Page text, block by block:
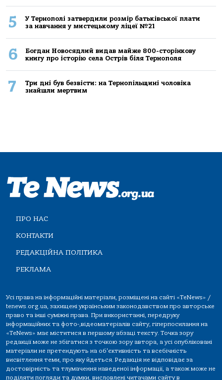
5
У Тернополі затвердили розмір батьківської плати
за навчання у мистецькому ліцеї №21
6
Богдан Новосядлий видав майже 800-сторінкову
книгу про історію села Острів біля Тернополя
7
Три дні був безвісти: на Тернопільщині чоловіка
знайшли мертвим
ПРО НАС
КОНТАКТИ
РЕДАКЦІЙНА ПОЛІТИКА
РЕКЛАМА
Усі права на інформаційні матеріали, розміщені на сайті «TeNews» /
tenews.org.ua, захищені українським законодавством про авторське
право та інші суміжні права. При використанні, передруку
інформаційних та фото-,відеоматеріалів сайту, гіперпосилання на
«TeNews» має міститися в першому абзаці тексту. Точка зору
редакції може не збігатися з точкою зору автора, а усі опубліковані
матеріали не претендують на об'єктивність та всебічність
висвітлення теми, про яку йдеться. Редакція не відповідає за
достовірність та тлумачення наведеної інформації, а також може не
поділяти погляди та думки, висловлені читачами сайту в